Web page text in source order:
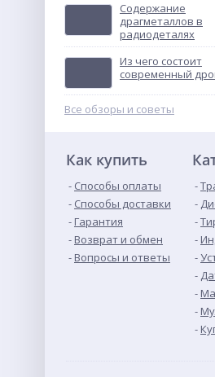
ВА57Ф35 200 А
выключатель
автоматический
Не указана цена
Содержание
драгметаллов в
радиодеталях
Из чего состоит
современный
Все обзоры и советы
Как купить
Способы оплаты
Способы доставки
Гарантия
Возврат и обмен
Вопросы и ответы